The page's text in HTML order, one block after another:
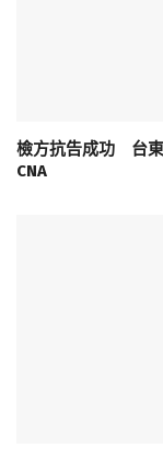
檢方抗告成功 台
CNA